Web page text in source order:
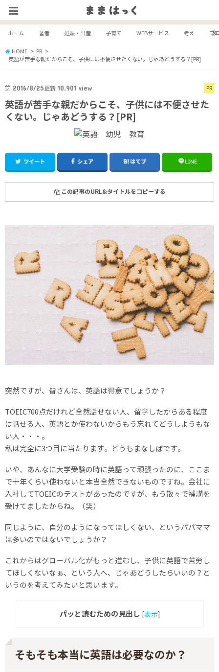
ホーム 著者 妊娠・出産 子育て WEBサービス 考え ブ
HOME
PR
英語が苦手な親だからこそ、子供には不便させたくない。じゃあどうする？[PR]
PR
2016/8/25更新 10,901 view
英語が苦手な親だからこそ、子供には不便させた
くない。じゃあどうする？[PR]
ツイート シェア はてブ LINE
この記事のURL&タイトルをコピーする
突然ですが、皆さんは、英語は得意でしょうか？
TOEIC700点だけれど全然話せない人、留学したからある程度
は話せる人、英語とか使わないからもう忘れてどうしようもな
い人・・・。
私は完全に3つ目に当たります。どうもまなしばです。
いや、あんなに大学受験の時に英語って頑張ったのに、ここま
で十年くらい使わないと本当全然できないものですね。会社に
入社してTOEICのテストがあったのですが、もう散々で補講を
受けてましたからね。（笑）
同じように、自分のようになってほしくない、というパパママ
は多いのではないでしょうか？
これからはグローバル化がもっと進むし、子供に英語で苦労し
てほしくないなぁ、という人へ、じゃあどうしたらいいの？と
いうのを考えてみたいと思います。
パッと読むための見出し [表示]
そもそも本当に英語は必要なのか？